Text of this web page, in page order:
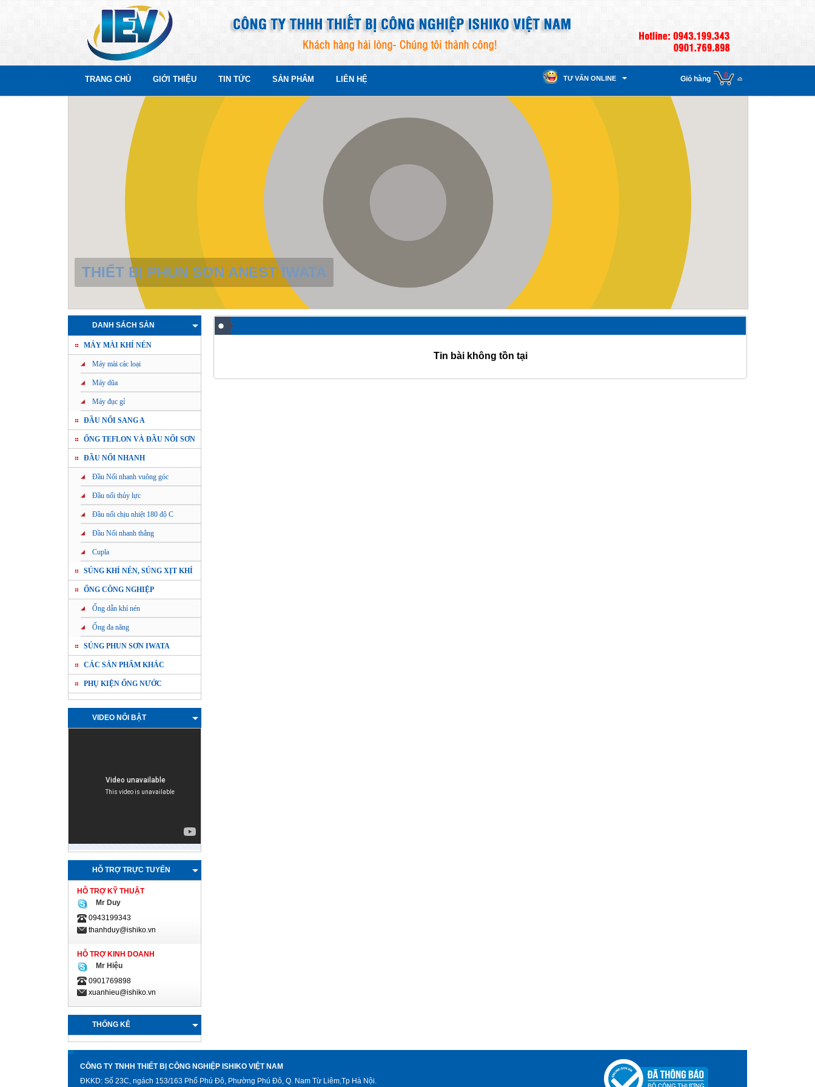
TRANG CHỦ GIỚI THIỆU TIN TỨC SẢN PHẨM LIÊN HỆ TƯ VẤN ONLINE Giỏ hàng 0
THIẾT BỊ KHÍ NÉN NHẬT BẢN, HÀN QUỐC
DANH SÁCH SẢN
PHẨM
MÁY MÀI KHÍ NÉN
Máy mài các loại
Máy dũa
Máy đục gỉ
ĐẦU NỐI SANG A
ỐNG TEFLON VÀ ĐẦU NỐI SƠN
ĐẦU NỐI NHANH
Đầu Nối nhanh vuông góc
Đầu nối thủy lực
Đầu nối chịu nhiệt 180 độ C
Đầu Nối nhanh thẳng
Cupla
SÚNG KHÍ NÉN, SÚNG XỊT KHÍ
ỐNG CÔNG NGHIỆP
Ống dẫn khí nén
Ống đa năng
SÚNG PHUN SƠN IWATA
CÁC SẢN PHẨM KHÁC
PHỤ KIỆN ỐNG NƯỚC
VIDEO NỔI BẬT
HỖ TRỢ TRỰC TUYẾN
HỖ TRỢ KỸ THUẬT
Mr Duy
0943199343
thanhduy@ishiko.vn
HỖ TRỢ KINH DOANH
Mr Hiệu
0901769898
xuanhieu@ishiko.vn
THỐNG KÊ
Tin bài không tồn tại
CÔNG TY TNHH THIẾT BỊ CÔNG NGHIỆP ISHIKO VIỆT NAM
ĐKKD: Số 23C, ngách 153/163 Phố Phú Đô, Phường Phú Đô, Q. Nam Từ Liêm,Tp Hà Nội.